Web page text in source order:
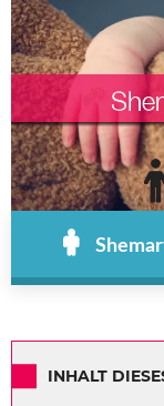
INHALT